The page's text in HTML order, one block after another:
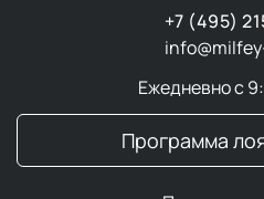
Такая классификация
максимально эффективный
решение конкретных
Омоложение
Восстановление
Борьба со свободными
+7 (495)
Ежедневно с
Программа